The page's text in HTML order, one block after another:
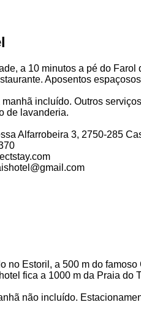
a 10 minutos a pé do Farol
Aposentos
incluído. Outros
de lavanderia.
Alfarrobeira 3, 2750-285
no Estoril, a 500 m do
fica a 1000 m da Praia do
não incluído.